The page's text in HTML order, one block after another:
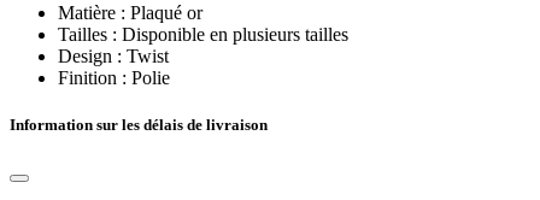
Matière : Plaqué or
Tailles : Disponible en plusieurs tailles
Design : Twist
Finition : Polie
Information sur les délais de livraison